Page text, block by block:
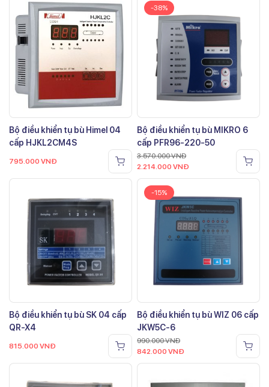
Bộ điều khiển tụ bù Himel 04
cấp HJKL2CM4S
795.000 VNĐ
-38%
Bộ điều khiển tụ bù MIKRO 6
cấp PFR96-220-50
3.570.000VNĐ
2.214.000 VNĐ
Bộ điều khiển tụ bù SK 04 cấp
QR-X4
815.000 VNĐ
-15%
Bộ điều khiển tụ bù WIZ 06 cấp
JKW5C-6
990.000VNĐ
842.000 VNĐ